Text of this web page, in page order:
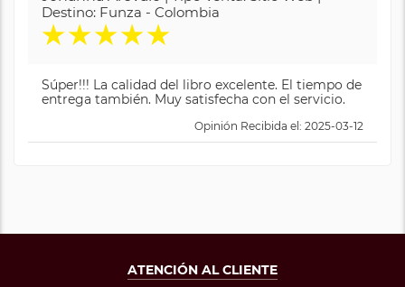
Destino: Funza - Colombia
★★★★★
Súper!!! La calidad del libro excelente. El tiempo de
entrega también. Muy satisfecha con el servicio.
Opinión Recibida el: 2025-03-12
ATENCIÓN AL CLIENTE